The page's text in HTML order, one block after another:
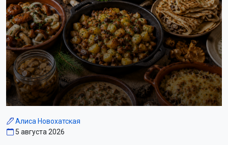
Алиса Новохатская
5 августа 2026